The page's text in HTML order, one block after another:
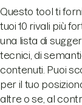
Questo tool ti
tuoi 10 rivali più
una lista di
tecnici, di
contenuti. Puoi
per il tuo
altre o se, al